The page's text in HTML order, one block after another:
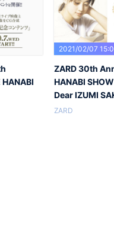
HANABI
2021/02/07
ZARD 30th
HANABI
Dear IZUMI
ZARD